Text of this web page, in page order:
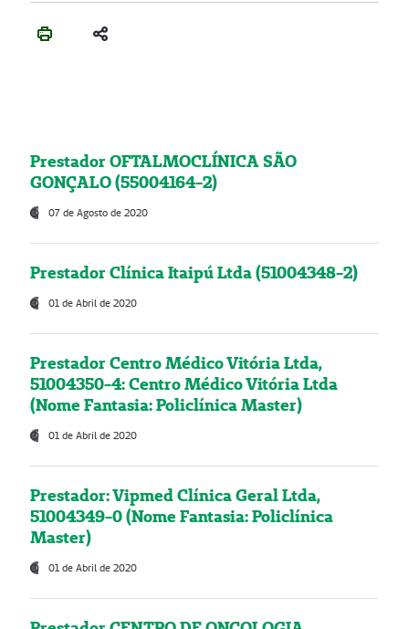
Prestador OFTALMOCLÍNICA SÃO
GONÇALO (55004164-2)
07 de Agosto de 2020
Prestador Clínica Itaipú Ltda (51004348-2)
01 de Abril de 2020
Prestador Centro Médico Vitória Ltda,
51004350-4: Centro Médico Vitória Ltda
(Nome Fantasia: Policlínica Master)
01 de Abril de 2020
Prestador: Vipmed Clínica Geral Ltda,
51004349-0 (Nome Fantasia: Policlínica
Master)
01 de Abril de 2020